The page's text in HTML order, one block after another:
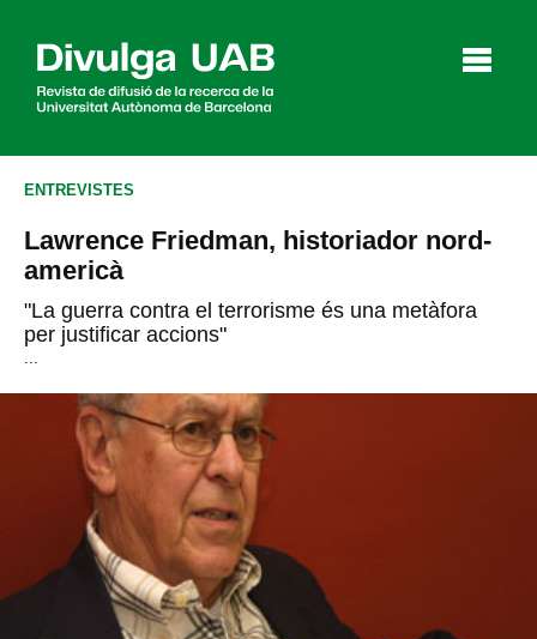
English
CERCAR
ENTREVISTES
Lawrence Friedman, historiador nord-
americà
"La guerra contra el terrorisme és una metàfora
per justificar accions"
...